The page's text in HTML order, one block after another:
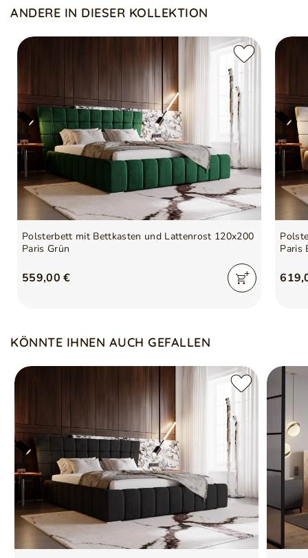
Symbol5905242916230
Verstärkter Bettrahmen mit Automatik
Verwenden Sie den Konfigurator, um das Bett an Ihre
ANDERE IN DIESER KOLLEKTION
Polsterbett mit Bettkasten und Lattenrost 120x200
Paris Grün
559,00 €
Paris
KÖNNTE IHNEN AUCH GEFALLEN